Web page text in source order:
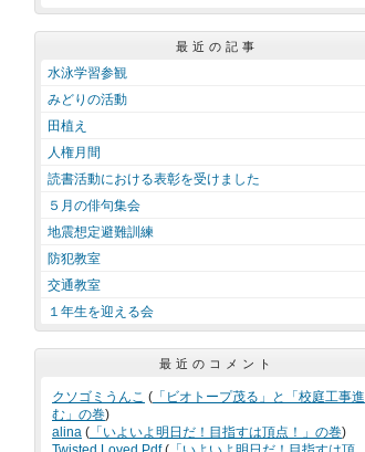
最近の記事
水泳学習参観
みどりの活動
田植え
人権月間
読書活動における表彰を受けました
５月の俳句集会
地震想定避難訓練
防犯教室
交通教室
１年生を迎える会
最近のコメント
クソゴミうんこ ( 「ビオトープ茂る」と「校庭工事進
む」の巻)
alina ( 「いよいよ明日だ！目指すは頂点！」の巻)